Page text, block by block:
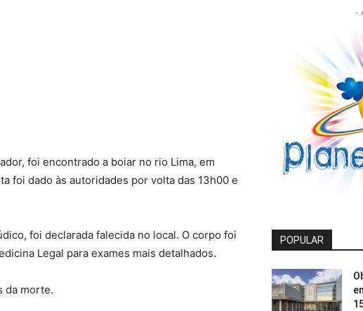
foi encontrado a boiar no rio Lima, em
foi dado às autoridades por volta das 13h00 e
foi declarada falecida no local. O corpo foi
Legal para exames mais detalhados.
da morte.
-
POPULAR